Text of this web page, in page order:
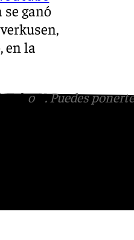
se ganó
en la
TokoX. Puedes